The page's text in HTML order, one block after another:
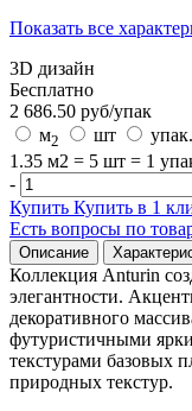
Показать все
3D дизайн
Бесплатно
2 686.50 руб/упак
м2 шт
упак.
1.35 м2 = 5 шт = 1
-
Купить Купить в 1
Есть вопросы по
Описание
Коллекция Anturin
элегантности.
декоративного
футуристичными
текстурами базовых
природных текстур.